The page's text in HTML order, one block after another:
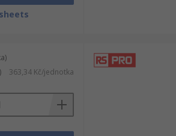
363,34 Kč/jednotka